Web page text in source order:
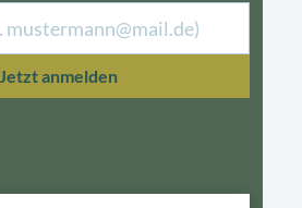
Jetzt anmelden